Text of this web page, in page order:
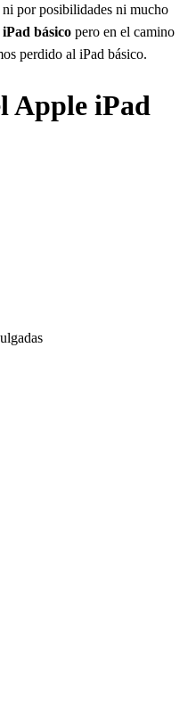
por posibilidades ni mucho
básico pero en el camino
perdido al iPad básico.
Apple iPad